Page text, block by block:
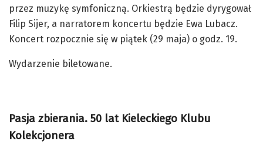
przez muzykę symfoniczną. Orkiestrą będzie dyrygował
Filip Sijer, a narratorem koncertu będzie Ewa Lubacz.
Koncert rozpocznie się w piątek (29 maja) o godz. 19.
Wydarzenie biletowane.
Pasja zbierania. 50 lat Kieleckiego Klubu
Kolekcjonera